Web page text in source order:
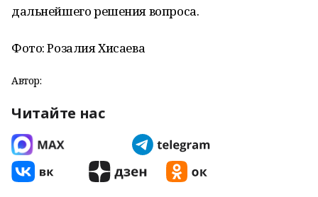
дальнейшего решения вопроса.
Фото: Розалия Хисаева
Автор:
Читайте нас